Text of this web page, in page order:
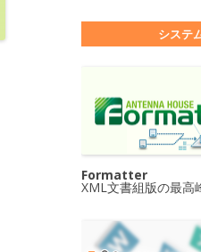
システ
Formatter
XML文書組版の最高